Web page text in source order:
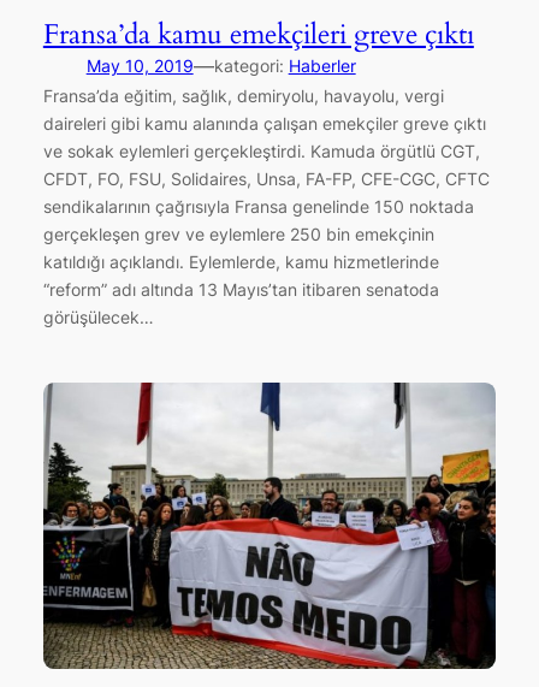
Fransa’da kamu emekçileri greve çıktı
May 10, 2019—kategori: Haberler
Fransa’da eğitim, sağlık, demiryolu, havayolu, vergi
daireleri gibi kamu alanında çalışan emekçiler greve çıktı
ve sokak eylemleri gerçekleştirdi. Kamuda örgütlü CGT,
CFDT, FO, FSU, Solidaires, Unsa, FA-FP, CFE-CGC, CFTC
sendikalarının çağrısıyla Fransa genelinde 150 noktada
gerçekleşen grev ve eylemlere 250 bin emekçinin
katıldığı açıklandı. Eylemlerde, kamu hizmetlerinde
“reform” adı altında 13 Mayıs’tan itibaren senatoda
görüşülecek…